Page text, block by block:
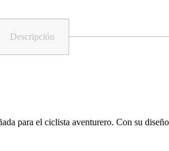
Descripción
para el ciclista aventurero. Con su